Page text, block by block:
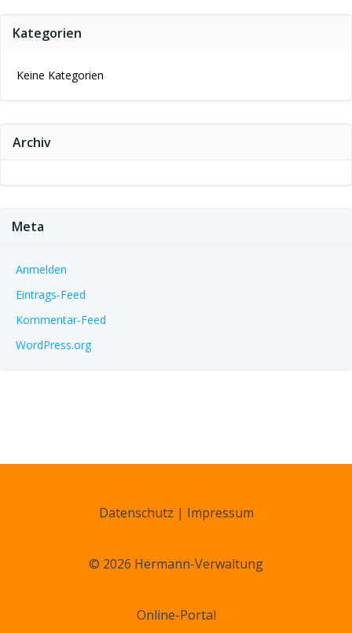
Kategorien
Keine Kategorien
Archiv
Meta
Anmelden
Eintrags-Feed
Kommentar-Feed
WordPress.org
Datenschutz | Impressum
© 2026 Hermann-Verwaltung
Online-Portal